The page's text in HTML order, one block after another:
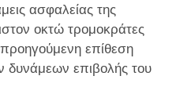
ασφαλείας της
οκτώ τρομοκράτες
επίθεση
δυνάμεων επιβολής του